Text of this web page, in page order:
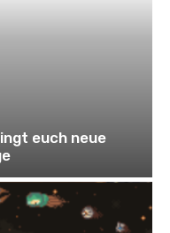
euch neue